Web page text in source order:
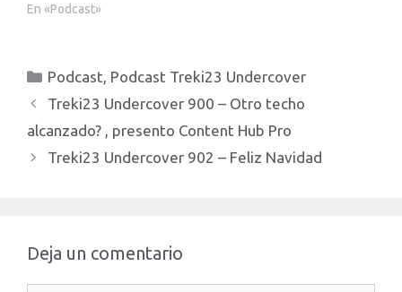
En «Podcast»
Categorías
Podcast, Podcast Treki23 Undercover
Treki23 Undercover 900 – Otro techo
alcanzado? , presento Content Hub Pro
Treki23 Undercover 902 – Feliz Navidad
Deja un comentario